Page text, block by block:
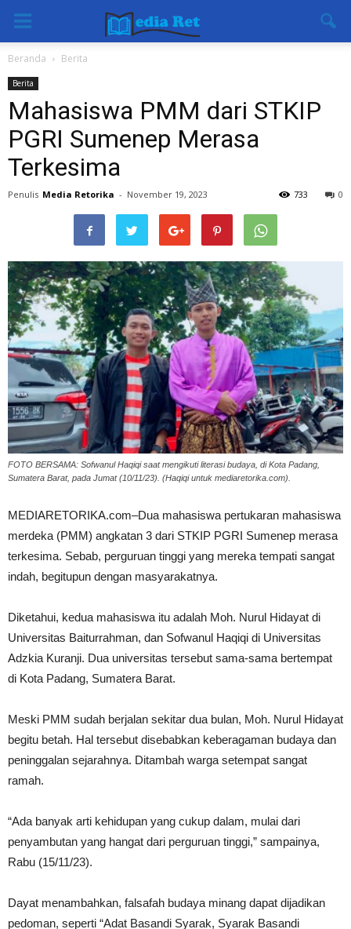
Beranda Berita
Berita
Mahasiswa PMM dari STKIP
PGRI Sumenep Merasa
Terkesima
Penulis Media Retorika - November 19, 2023 0
733
FOTO BERSAMA: Sofwanul Haqiqi saat mengikuti literasi budaya, di Kota Padang,
Sumatera Barat, pada Jumat (10/11/23). (Haqiqi untuk mediaretorika.com).
MEDIARETORIKA.com–Dua mahasiswa pertukaran mahasiswa
merdeka (PMM) angkatan 3 dari STKIP PGRI Sumenep merasa
terkesima. Sebab, perguruan tinggi yang mereka tempati sangat
indah, begitupun dengan masyarakatnya.
Diketahui, kedua mahasiswa itu adalah Moh. Nurul Hidayat di
Universitas Baiturrahman, dan Sofwanul Haqiqi di Universitas
Adzkia Kuranji. Dua universitas tersebut sama-sama bertempat
di Kota Padang, Sumatera Barat.
Meski PMM sudah berjalan sekitar dua bulan, Moh. Nurul Hidayat
begitu betah. Hal tersebut disebabkan keberagaman budaya dan
peninggalan sejarahnya. Ditambah warga setempat sangat
ramah.
“Ada banyak arti kehidupan yang cukup dalam, mulai dari
penyambutan yang hangat dari perguruan tinggi,” sampainya,
Rabu (15/11/23).
Dayat menambahkan, falsafah budaya minang dapat dijadikan
pedoman, seperti “Adat Basandi Syarak, Syarak Basandi